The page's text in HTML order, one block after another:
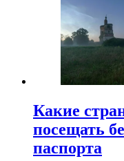
Какие
посещать
паспорта